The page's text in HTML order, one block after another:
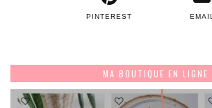
PINTEREST EMAIL
MA BOUTIQUE EN LIGNE